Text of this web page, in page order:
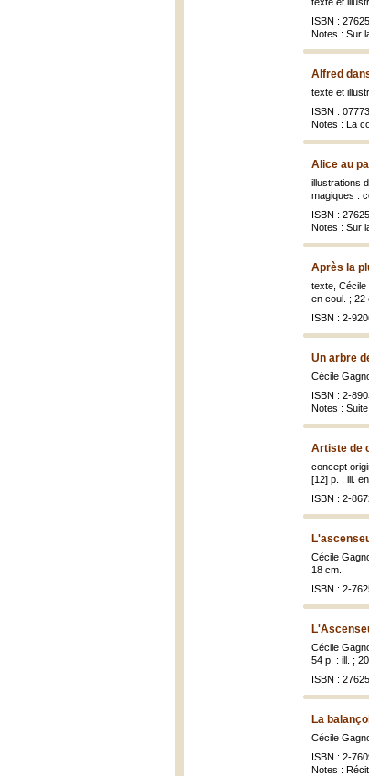
ISBN :
Notes : Sur
Alfred
texte et
ISBN :
Notes : La
Alice au
illustrations
magiques :
ISBN :
Notes : Sur
Après la
texte, Cécile
en coul. ; 22
ISBN : 2-
Un arbre
Cécile
ISBN : 2-
Notes :
Artiste de
concept
[12] p. : ill.
ISBN : 2-
Cécile
18 cm.
ISBN : 2-
Cécile
54 p. : ill. ;
ISBN :
La
Cécile
ISBN : 2-
Notes : Récit